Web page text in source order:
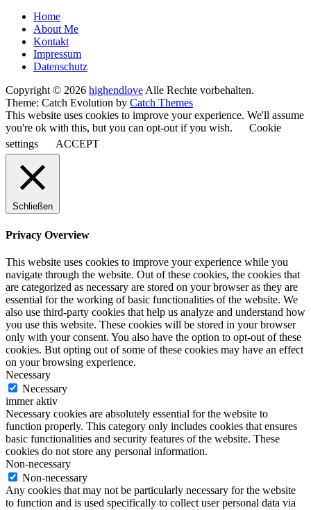
Seitenfuß-
Menü
Home
About Me
Kontakt
Impressum
Datenschutz
Copyright © 2026 highendlove Alle Rechte vorbehalten.
Theme: Catch Evolution by Catch Themes
This website uses cookies to improve your experience. We'll assume
you're ok with this, but you can opt-out if you wish.
Cookie
settings
ACCEPT
Schließen
Privacy Overview
This website uses cookies to improve your experience while you
navigate through the website. Out of these cookies, the cookies that
are categorized as necessary are stored on your browser as they are
essential for the working of basic functionalities of the website. We
also use third-party cookies that help us analyze and understand how
you use this website. These cookies will be stored in your browser
only with your consent. You also have the option to opt-out of these
cookies. But opting out of some of these cookies may have an effect
on your browsing experience.
Necessary
Necessary
immer aktiv
Necessary cookies are absolutely essential for the website to
function properly. This category only includes cookies that ensures
basic functionalities and security features of the website. These
cookies do not store any personal information.
Non-necessary
Non-necessary
Any cookies that may not be particularly necessary for the website
to function and is used specifically to collect user personal data via